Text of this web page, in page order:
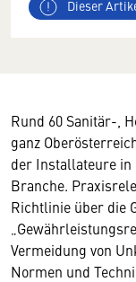
Dieser
Rund 60 Sanitär-,
ganz
der Installateure in
Branche.
Richtlinie über die
Vermeidung von
Normen und